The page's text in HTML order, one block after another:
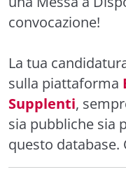
convocazione!
La tua
sulla piattaforma
Supplenti,
sia pubbliche sia
questo database.